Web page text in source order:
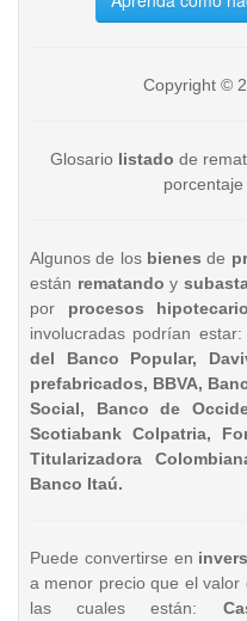
Copyright ©
Glosario listado de
porcentaje
Algunos de los bienesde
están rematando y
por procesos
involucradas podrían estar:
del Banco Popular,
prefabricados, BBVA,
Social, Banco de
Scotiabank Colpatria,
Titularizadora
Banco Itaú.
Puede convertirse en
a menor precio que el valor
las cuales están: